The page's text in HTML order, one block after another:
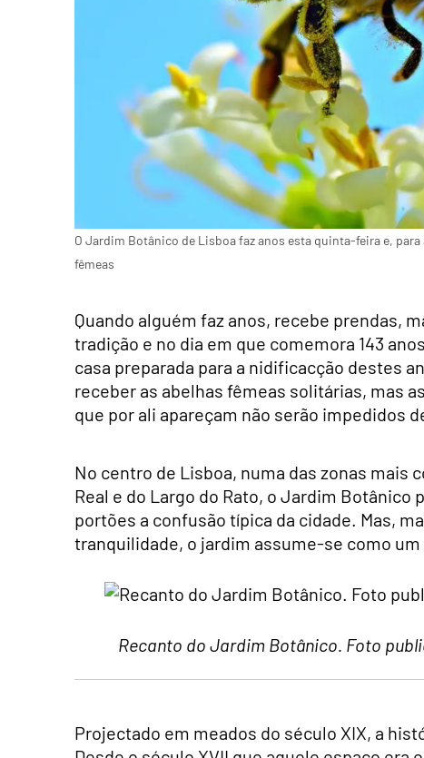
O Jardim Botânico de Lisboa faz anos esta quinta-feira e,
fêmeas
Quando alguém faz anos, recebe prendas,
tradição e no dia em que comemora 143
casa preparada para a nidificacção destes
receber as abelhas fêmeas solitárias, mas
que por ali apareçam não serão impedidos
No centro de Lisboa, numa das zonas mais
Real e do Largo do Rato, o Jardim
portões a confusão típica da cidade. Mas,
tranquilidade, o jardim assume-se como
Recanto do Jardim Botânico. Foto
Projectado em meados do século XIX, a